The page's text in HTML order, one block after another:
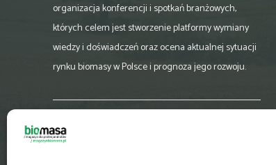
organizacja konferencji i spotkań branżowych,
których celem jest stworzenie platformy wymiany
wiedzy i doświadczeń oraz ocena aktualnej sytuacji
rynku biomasy w Polsce i prognoza jego rozwoju.
biuro@magazynbiomasa.pl